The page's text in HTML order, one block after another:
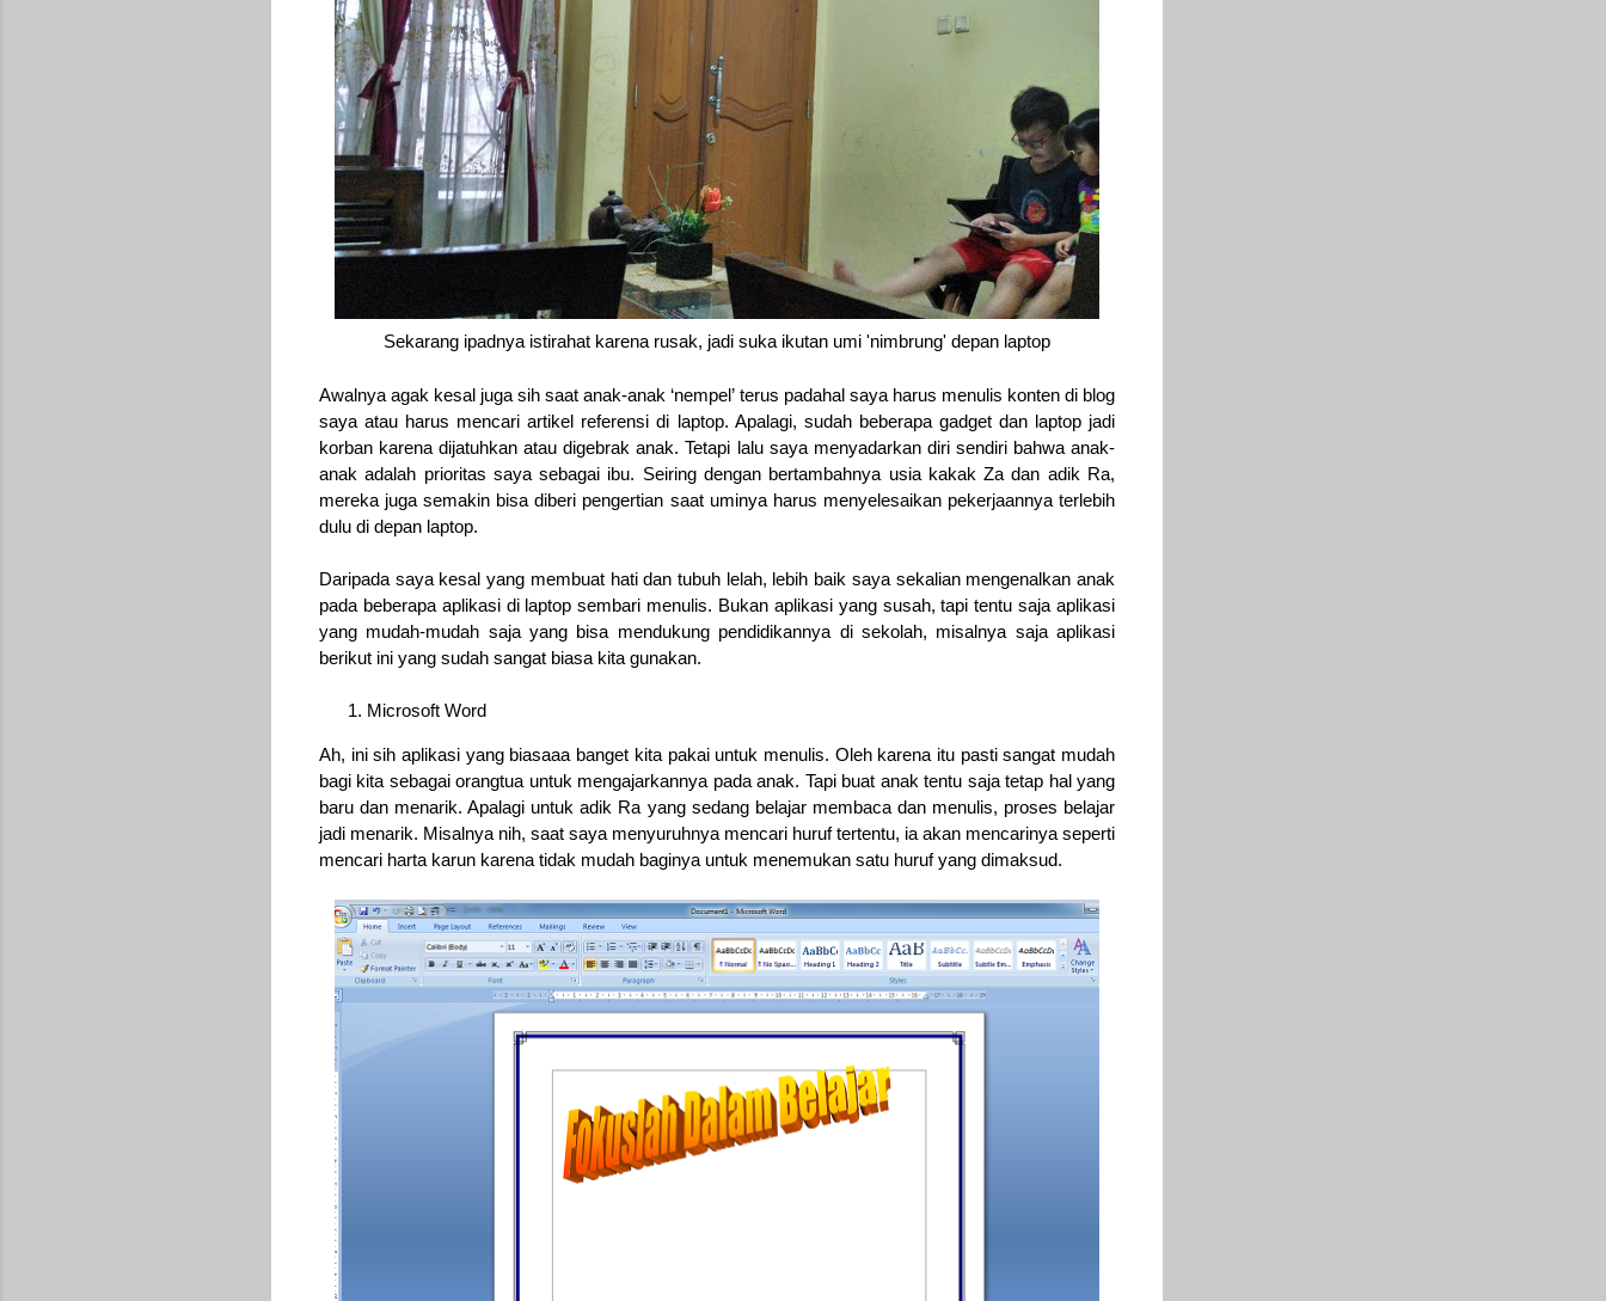
Sekarang ipadnya istirahat karena rusak, jadi suka ikutan umi 'nimbrung' depan laptop
Awalnya agak kesal juga sih saat anak-anak ‘nempel’ terus padahal saya harus menulis konten di blog
saya atau harus mencari artikel referensi di laptop. Apalagi, sudah beberapa gadget dan laptop jadi
korban karena dijatuhkan atau digebrak anak. Tetapi lalu saya menyadarkan diri sendiri bahwa anak-
anak adalah prioritas saya sebagai ibu. Seiring dengan bertambahnya usia kakak Za dan adik Ra,
mereka juga semakin bisa diberi pengertian saat uminya harus menyelesaikan pekerjaannya terlebih
dulu di depan laptop.
Daripada saya kesal yang membuat hati dan tubuh lelah, lebih baik saya sekalian mengenalkan anak
pada beberapa aplikasi di laptop sembari menulis. Bukan aplikasi yang susah, tapi tentu saja aplikasi
yang mudah-mudah saja yang bisa mendukung pendidikannya di sekolah, misalnya saja aplikasi
berikut ini yang sudah sangat biasa kita gunakan.
Microsoft Word
Ah, ini sih aplikasi yang biasaaa banget kita pakai untuk menulis. Oleh karena itu pasti sangat mudah
bagi kita sebagai orangtua untuk mengajarkannya pada anak. Tapi buat anak tentu saja tetap hal yang
baru dan menarik. Apalagi untuk adik Ra yang sedang belajar membaca dan menulis, proses belajar
jadi menarik. Misalnya nih, saat saya menyuruhnya mencari huruf tertentu, ia akan mencarinya seperti
mencari harta karun karena tidak mudah baginya untuk menemukan satu huruf yang dimaksud.